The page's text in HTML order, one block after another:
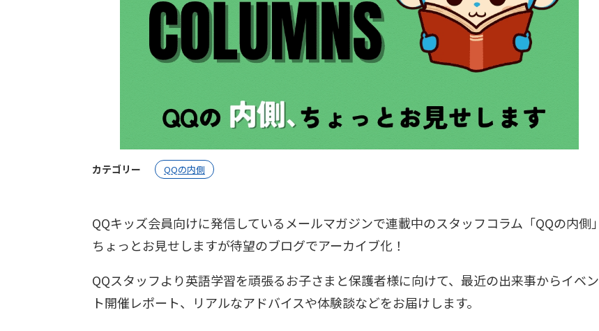
カテゴリー QQの内側
QQキッズ会員向けに発信しているメールマガジンで連載中のスタッフコラム「QQの内側」
ちょっとお見せしますが待望のブログでアーカイブ化！
QQスタッフより英語学習を頑張るお子さまと保護者様に向けて、最近の出来事からイベン
ト開催レポート、リアルなアドバイスや体験談などをお届けします。